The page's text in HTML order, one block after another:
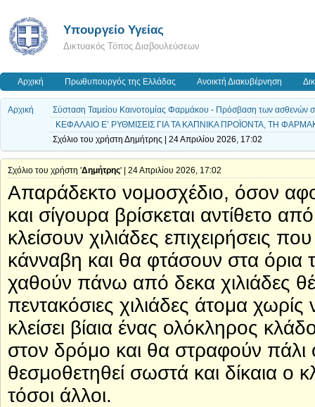
Υπουργείο Υγείας
Δικτυακός Τόπος Διαβουλεύσεων
Αρχική Πρωθυπουργός της Ελλάδας Ανοικτή Διακυβέρνηση
Αρχική
Σύσταση Ταμείου Καινοτομίας Φαρμάκου - Πρόσβαση των ασθενών σε
ΚΕΦΑΛΑΙΟ Ε’ ΡΥΘΜΙΣΕΙΣ ΓΙΑ ΤΑ ΚΑΠΝΙΚΑ ΠΡΟΪΟΝΤΑ, ΤΗ
Σχόλιο του χρήστη Δημήτρης | 24 Απριλίου 2026, 17:02
Σχόλιο του χρήστη 'Δημήτρης' | 24 Απριλίου 2026, 17:02
Απαράδεκτο νομοσχέδιο, όσον
και σίγουρα βρίσκεται αντίθετο
κλείσουν χιλιάδες επιχειρήσεις
κάνναβη και θα φτάσουν στα όρια
χαθούν πάνω από δεκα χιλιάδες
πεντακόσιες χιλιάδες άτομα
κλείσει βίαια ένας ολόκληρος
στον δρόμο και θα στραφούν πάλι
θεσμοθετηθεί σωστά και δίκαια ο
τόσοι άλλοι.